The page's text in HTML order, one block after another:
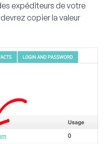
expéditeurs de votre
copier la valeur